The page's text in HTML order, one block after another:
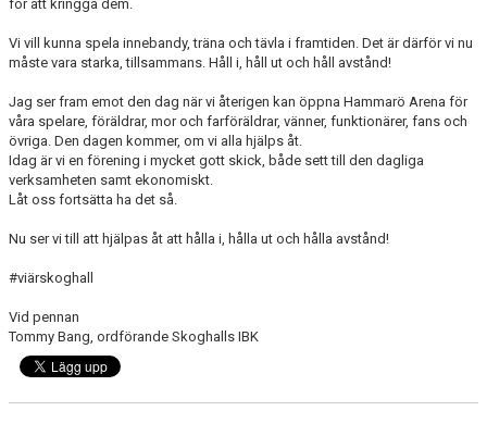
för att kringgå dem.
Vi vill kunna spela innebandy, träna och tävla i framtiden. Det är därför vi nu
måste vara starka, tillsammans. Håll i, håll ut och håll avstånd!
Jag ser fram emot den dag när vi återigen kan öppna Hammarö Arena för
våra spelare, föräldrar, mor och farföräldrar, vänner, funktionärer, fans och
övriga. Den dagen kommer, om vi alla hjälps åt.
Idag är vi en förening i mycket gott skick, både sett till den dagliga
verksamheten samt ekonomiskt.
Låt oss fortsätta ha det så.
Nu ser vi till att hjälpas åt att hålla i, hålla ut och hålla avstånd!
#viärskoghall
Vid pennan
Tommy Bang, ordförande Skoghalls IBK